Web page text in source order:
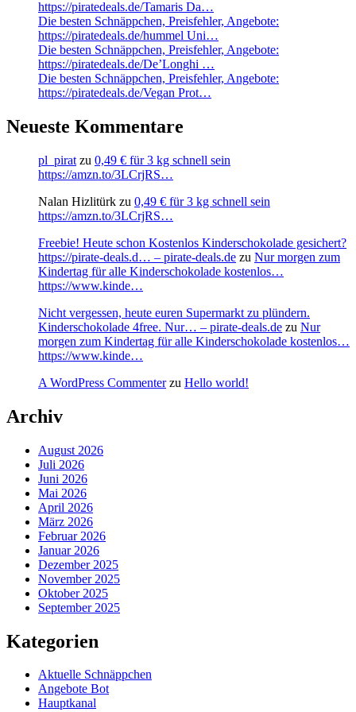
https://piratedeals.de/Tamaris Da…
Die besten Schnäppchen, Preisfehler, Angebote:
https://piratedeals.de/hummel Uni…
Die besten Schnäppchen, Preisfehler, Angebote:
https://piratedeals.de/De’Longhi …
Die besten Schnäppchen, Preisfehler, Angebote:
https://piratedeals.de/Vegan Prot…
Neueste Kommentare
pl_pirat zu 0,49 € für 3 kg schnell sein
https://amzn.to/3LCrjRS…
Nalan Hizlitürk zu 0,49 € für 3 kg schnell sein
https://amzn.to/3LCrjRS…
Freebie! Heute schon Kostenlos Kinderschokolade gesichert?
https://pirate-deals.d… – pirate-deals.de zu Nur morgen zum
Kindertag für alle Kinderschokolade kostenlos…
https://www.kinde…
Nicht vergessen, heute euren Supermarkt zu plündern.
Kinderschokolade 4free. Nur… – pirate-deals.de zu Nur
morgen zum Kindertag für alle Kinderschokolade kostenlos…
https://www.kinde…
A WordPress Commenterzu Hello world!
Archiv
August 2026
Juli 2026
Juni 2026
Mai 2026
April 2026
März 2026
Februar 2026
Januar 2026
Dezember 2025
November 2025
Oktober 2025
September 2025
Kategorien
Aktuelle Schnäppchen
Angebote Bot
Hauptkanal